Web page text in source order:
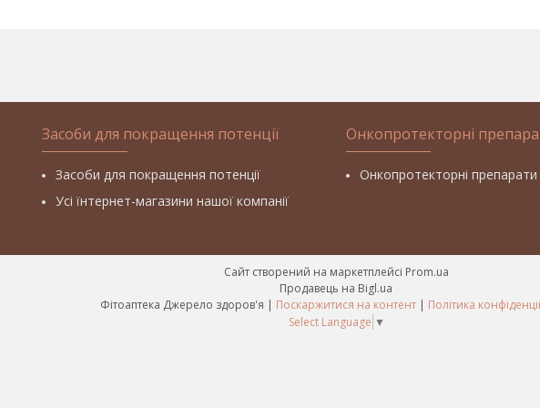
Засоби для покращення потенції
Засоби для покращення потенції
Усі їнтернет-магазини нашої компанії
Онкопротекторні
Онкопротекторні препарати
Сайт створений на маркетплейсі Prom.ua
Продавець на Bigl.ua
Фітоаптека Джерело здоров'я | Поскаржитися на контент | Політика
Select Language ▼